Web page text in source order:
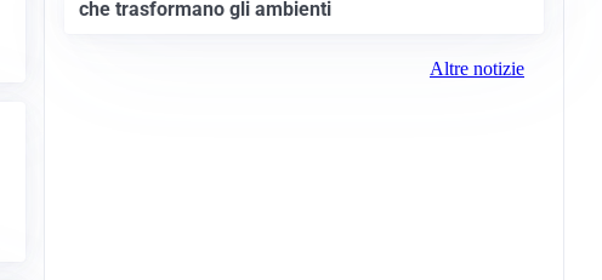
che trasformano gli ambienti
Altre notizie